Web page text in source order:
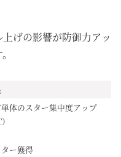
げの影響が防御力アッ
体のスター集中度アップ
ー獲得